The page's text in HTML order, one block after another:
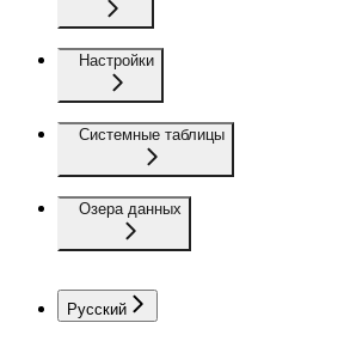
Настройки
Системные таблицы
Озера данных
Русский